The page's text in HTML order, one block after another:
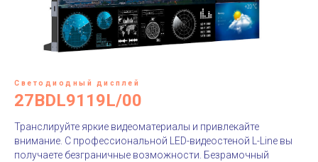
Светодиодный дисплей
27BDL9119L/00
Транслируйте яркие видеоматериалы и привлекайте
внимание. С профессиональной LED-видеостеной L-Line вы
получаете безграничные возможности. Безрамочный